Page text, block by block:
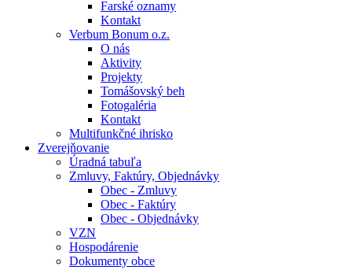
Farské oznamy
Kontakt
Verbum Bonum o.z.
O nás
Aktivity
Projekty
Tomášovský beh
Fotogaléria
Kontakt
Multifunkčné ihrisko
Zverejňovanie
Úradná tabuľa
Zmluvy, Faktúry, Objednávky
Obec - Zmluvy
Obec - Faktúry
Obec - Objednávky
VZN
Hospodárenie
Dokumenty obce